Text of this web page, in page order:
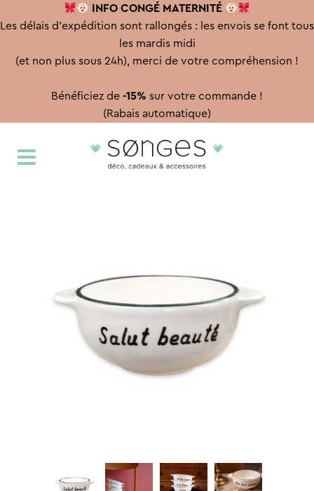
INFO CONGÉ MATERNITÉ
Les délais d'expédition sont rallongés : les envois se font tous
les mardis midi
(et non plus sous 24h), merci de votre compréhension !
Bénéficiez de -15% sur votre commande !
(Rabais automatique)
à
au